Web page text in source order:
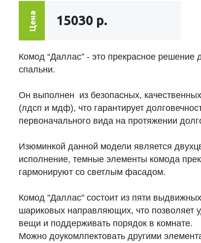
Цена 15030 р.
Комод “Даллас” - это прекрасное решение
спальни.
Он выполнен из безопасных,
(лдсп и мдф), что гарантирует
первоначального вида на протяжении
Изюминкой данной модели является
исполнение, темные элементы комода
гармонируют со светлым фасадом.
Комод "Даллас" состоит из пяти
шариковых направляющих, что позволяет
вещи и поддерживать порядок в комнате.
Можно доукомлпектовать другими